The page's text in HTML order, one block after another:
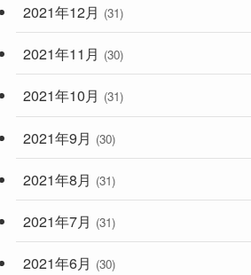
2021年12月 (31)
2021年11月 (30)
2021年10月 (31)
2021年9月 (30)
2021年8月 (31)
2021年7月 (31)
2021年6月 (30)